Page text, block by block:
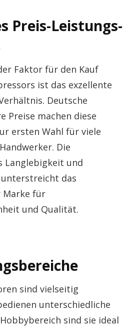
Preis-Leistungs-
Faktor für den Kauf
ist das exzellente
Deutsche
Preise machen diese
ersten Wahl für viele
Die
Langlebigkeit und
das
Marke für
und Qualität.
sind vielseitig
unterschiedliche
sind sie ideal